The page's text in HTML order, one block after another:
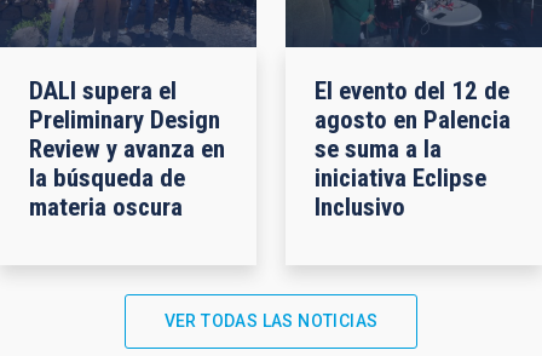
DALI supera el
Preliminary Design
Review y avanza en
la búsqueda de
materia oscura
El evento del 12 de
agosto en Palencia
se suma a la
iniciativa Eclipse
Inclusivo
VER TODAS LAS NOTICIAS